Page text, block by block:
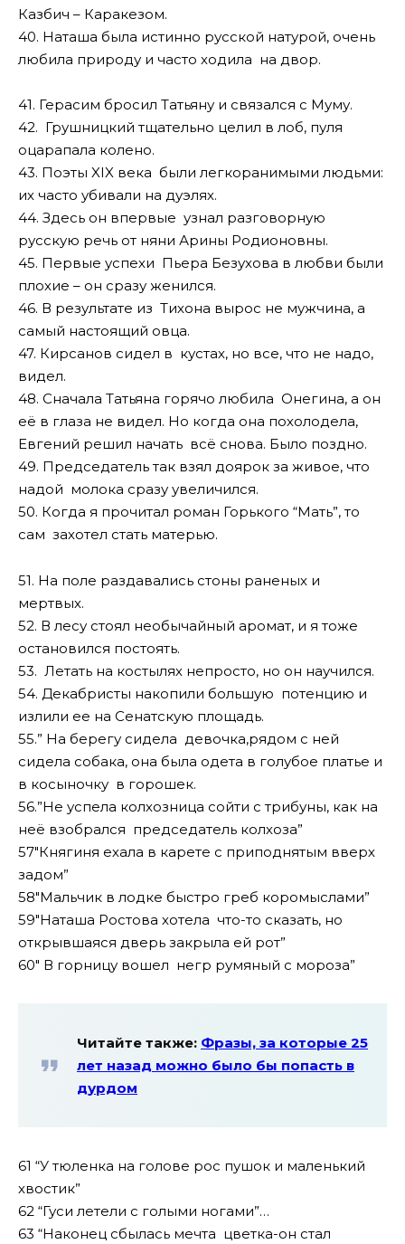
Казбич – Каракезом.
40. Наташа была истинно русской натурой, очень
любила природу и часто ходила на двор.
41. Герасим бросил Татьяну и связался с Муму.
42. Грушницкий тщательно целил в лоб, пуля
оцарапала колено.
43. Поэты XIX века были легкоранимыми людьми:
их часто убивали на дуэлях.
44. Здесь он впервые узнал разговорную
русскую речь от няни Арины Родионовны.
45. Первые успехи Пьера Безухова в любви были
плохие – он сразу женился.
46. В результате из Тихона вырос не мужчина, а
самый настоящий овца.
47. Кирсанов сидел в кустах, но все, что не надо,
видел.
48. Сначала Татьяна горячо любила Онегина, а он
её в глаза не видел. Hо когда она похолодела,
Евгений решил начать всё снова. Было поздно.
49. Председатель так взял доярок за живое, что
надой молока сразу увеличился.
50. Когда я прочитал роман Горького “Мать”, то
сам захотел стать матерью.
51. Hа поле раздавались стоны раненых и
мертвых.
52. В лесу стоял необычайный аромат, и я тоже
остановился постоять.
53. Летать на костылях непросто, но он научился.
54. Декабристы накопили большую потенцию и
излили ее на Сенатскую площадь.
55.” На берегу сидела девочка,рядом с ней
сидела собака, она была одета в голубое платье и
в косыночку в горошек.
56.”Не успела колхозница сойти с трибуны, как на
неё взобрался председатель колхоза”
57″Княгиня ехала в карете с приподнятым вверх
задом”
58″Мальчик в лодке быстро греб коромыслами”
59″Наташа Ростова хотела что-то сказать, но
открывшаяся дверь закрыла ей рот”
60″ В горницу вошел негр румяный с мороза”
Читайте также: Фразы, за которые 25
лет назад можно было бы попасть в
дурдом
61 “У тюленка на голове рос пушок и маленький
хвостик”
62 “Гуси летели с голыми ногами”…
63 “Наконец сбылась мечта цветка-он стал